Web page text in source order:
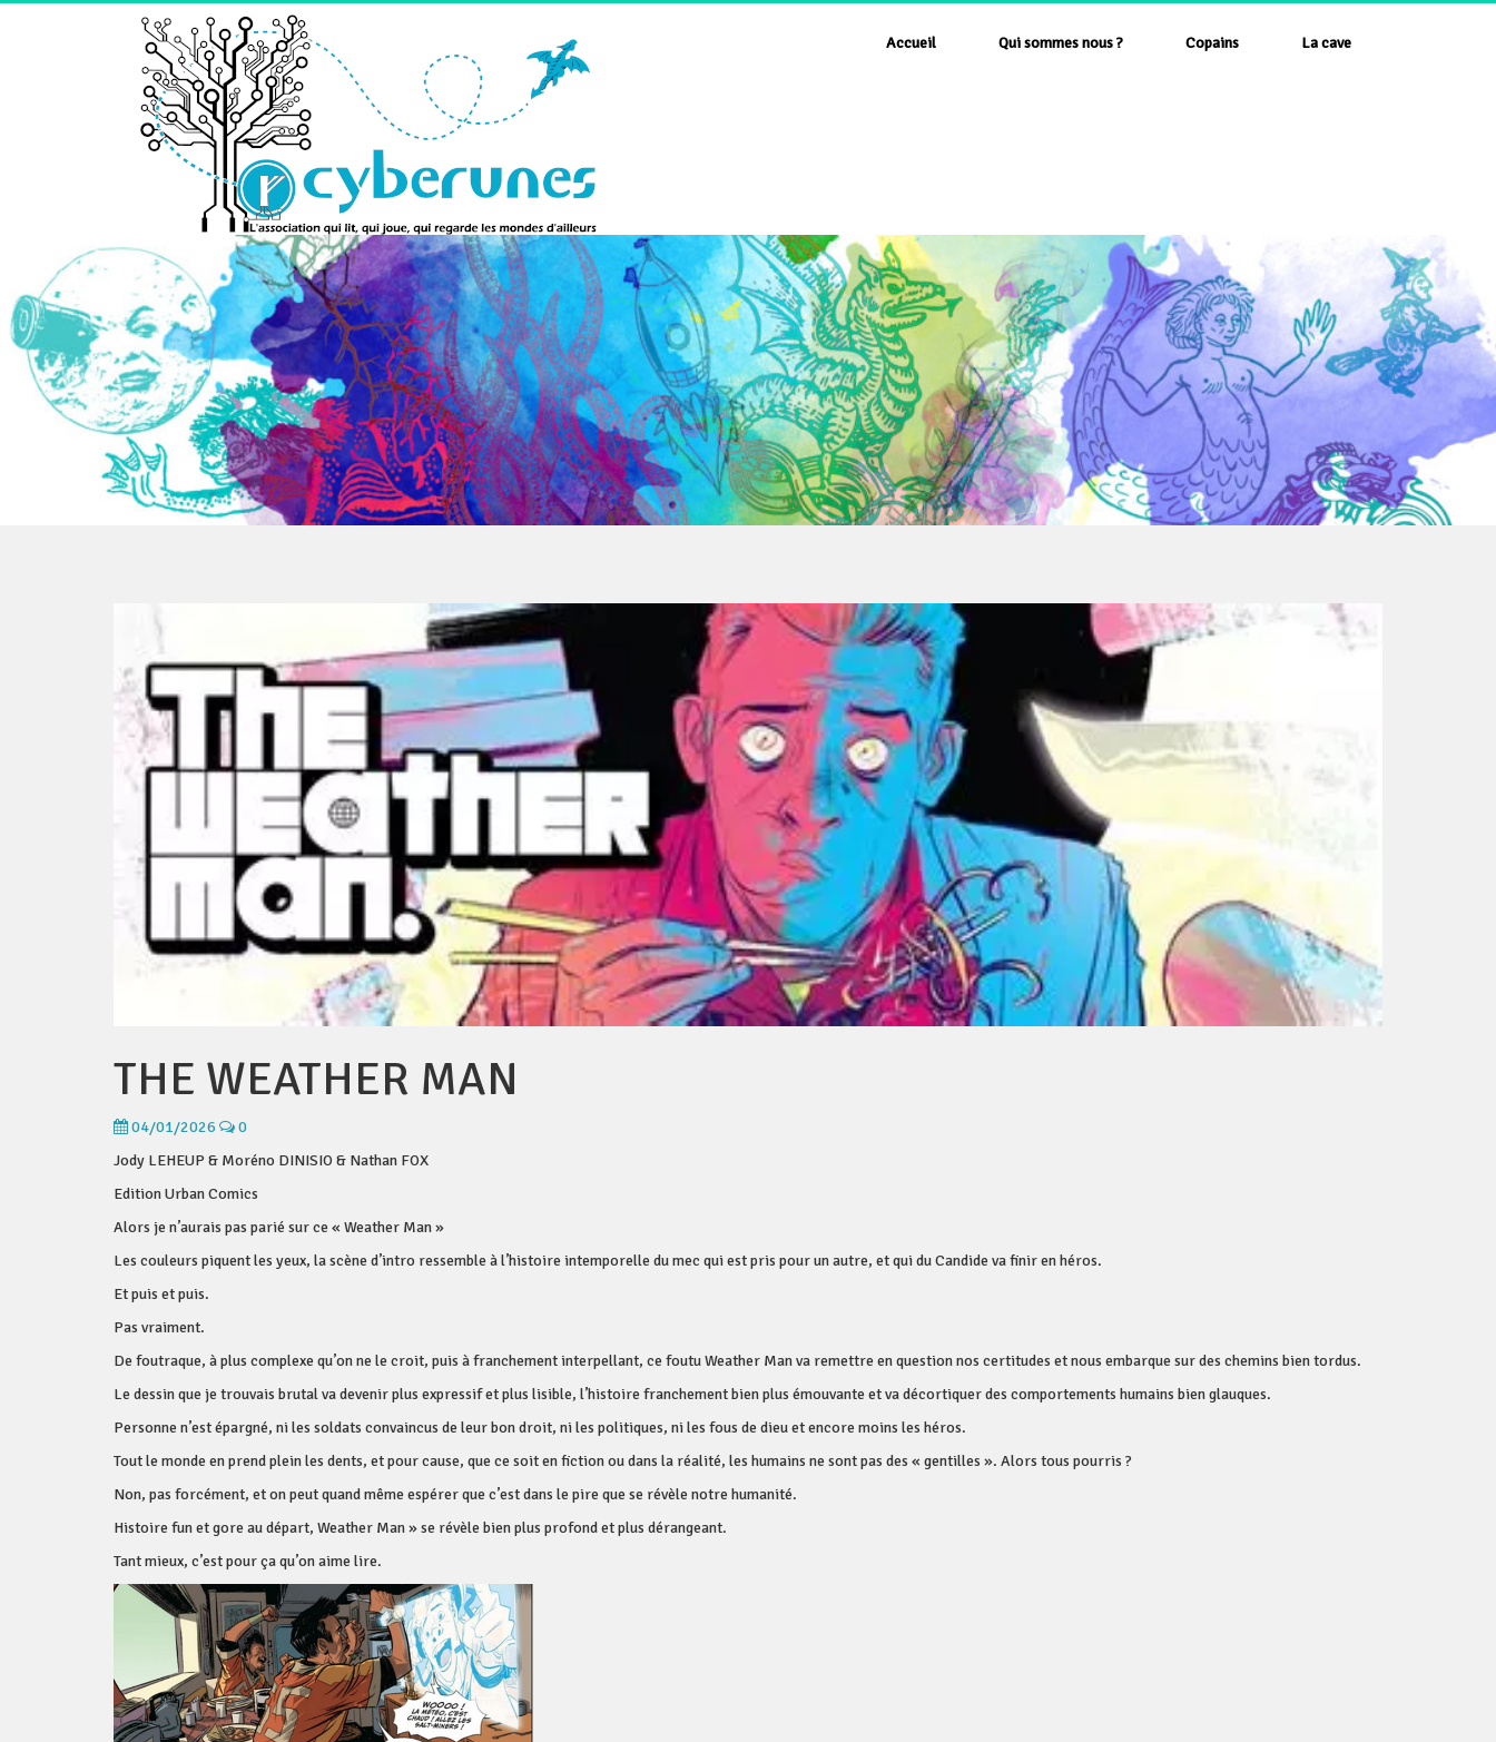
Accueil Qui sommes nous ? Copains La cave
THE WEATHER MAN
04/01/2026
0
Jody LEHEUP & Moréno DINISIO & Nathan FOX
Edition Urban Comics
Alors je n’aurais pas parié sur ce « Weather Man »
Les couleurs piquent les yeux, la scène d’intro ressemble à l’histoire intemporelle du mec qui est pris pour un autre, et qui du Candide va finir en héros.
Et puis et puis.
Pas vraiment.
De foutraque, à plus complexe qu’on ne le croit, puis à franchement interpellant, ce foutu Weather Man va remettre en question nos certitudes et nous embarque sur des chemins bien tordus.
Le dessin que je trouvais brutal va devenir plus expressif et plus lisible, l’histoire franchement bien plus émouvante et va décortiquer des comportements humains bien glauques.
Personne n’est épargné, ni les soldats convaincus de leur bon droit, ni les politiques, ni les fous de dieu et encore moins les héros.
Tout le monde en prend plein les dents, et pour cause, que ce soit en fiction ou dans la réalité, les humains ne sont pas des « gentilles ». Alors tous pourris ?
Non, pas forcément, et on peut quand même espérer que c’est dans le pire que se révèle notre humanité.
Histoire fun et gore au départ, Weather Man » se révèle bien plus profond et plus dérangeant.
Tant mieux, c’est pour ça qu’on aime lire.